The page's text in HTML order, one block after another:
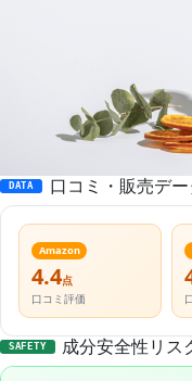
DATA 口コミ・販売デー
Amazon
4.4点
口コミ評価
SAFETY 成分安全性リス